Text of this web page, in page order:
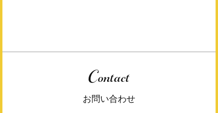
Contact
お問い合わせ